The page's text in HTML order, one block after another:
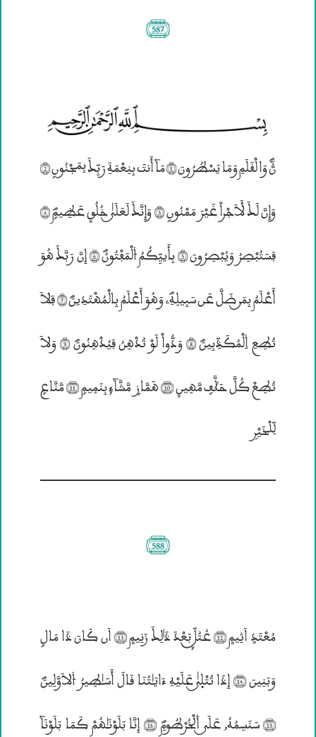
(587)
نُّٓؐ وَالْقَلَمِ وَمَا يَسْطُرُونَ (1) مَآ أَنتَ بِنِعْمَةِ رَبِّــكَ بِمَجْنُونٍ (2)
وَإِنَّ لَــكَ لَأَجْراٗ غَيْرَ مَمْنُونٍ (3) وَإِنَّــكَ لَعَلَــيٰ خُلُقٖ عَظِيمٍؐ (4)
فَسَتُبْصِرُ وَيُبْصِرُونَ (5) بِأَييِّكُمُ ۴لْمَفْتُونُؐ (6) إِنَّ رَبَّــكَ هُوَ
أَعْلَمُ بِمَــن ضَلَّ عَن سَبِيلِهِؐ” وَهُوَ أَعْلَمُ بِالْمُهْتَدِينَؐ (7) فَلاَ
تُطِعِ ۱لْمُكَذِّبِينَؐ (8) وَدُّواْ لَوْ تُدْهِنُ فَيُدْهِنُونَؐ (9) وَلاَ
تُطِعْ كُلَّ حَچَّفٍ مَّهِينٖ (10) هَمَّازٍ مَّشَّآءٙ بِنَمِيمٍ (11) مَّنَّاعٍ
ڤِّڤْخَيْرۣ
(588)
مُعْتَدٖ اَثِيمٖ (12) عُتُــلّٙ بَعْدَ ذَ؛لِــكَ زَنِيمٖ (13) اَن كَانَ ذَا مَالٍ
وَبَنِينَ (14) إِذَا تُتْلۭــيٰ عَلَيْهِ ءَايَـٰتُنَا قَالَ أَسَـٰطِيرُ ۴لاَوَّلِينَؐ
(15) سَنَسِمُهُ„ عَلَــي ۰لْخُرْطُومِؐ (16) إِنَّا بَلَوْنَـٰهُمْ كَمَا بَلَوْنَآ